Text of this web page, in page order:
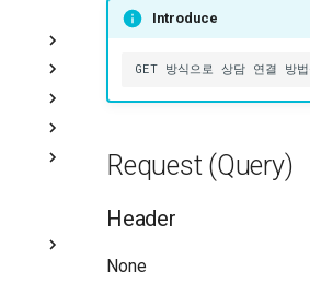
역 조
내역 조
Introduce
Request (Query)
Header
None